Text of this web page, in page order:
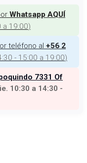
Whatsapp AQUÍ
a 19:00)
teléfono al +56 2
- 15:00 a 19:00)
7331 Of
10:30 a 14:30 -